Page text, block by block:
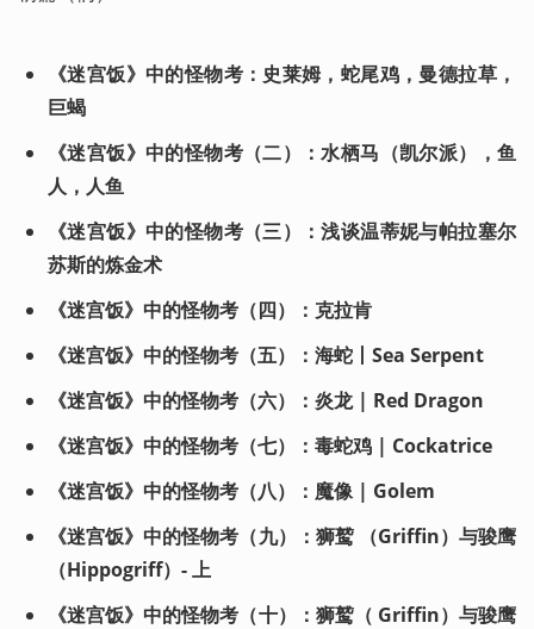
《迷宫饭》中的怪物考：史莱姆，蛇尾鸡，曼德拉草，
巨蝎
《迷宫饭》中的怪物考（二）：水栖马（凯尔派），鱼
人，人鱼
《迷宫饭》中的怪物考（三）：浅谈温蒂妮与帕拉塞尔
苏斯的炼金术
《迷宫饭》中的怪物考（四）：克拉肯
《迷宫饭》中的怪物考（五）：海蛇丨Sea Serpent
《迷宫饭》中的怪物考（六）：炎龙 | Red Dragon
《迷宫饭》中的怪物考（七）：毒蛇鸡 | Cockatrice
《迷宫饭》中的怪物考（八）：魔像 | Golem
《迷宫饭》中的怪物考（九）：狮鹫 （Griffin）与骏鹰
（Hippogriff）- 上
《迷宫饭》中的怪物考（十）：狮鹫（ Griffin）与骏鹰